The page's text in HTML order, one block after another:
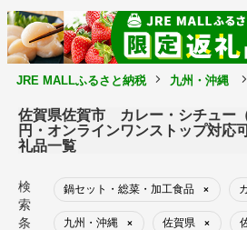
JRE MALLふるさと納税 九州・沖縄
佐賀県佐賀市 カレー・シチュー
円・オンラインワンストップ対応
礼品一覧
検
索
条
鍋セット・総菜・加工食品 ×
九州・沖縄 × 佐賀県 ×